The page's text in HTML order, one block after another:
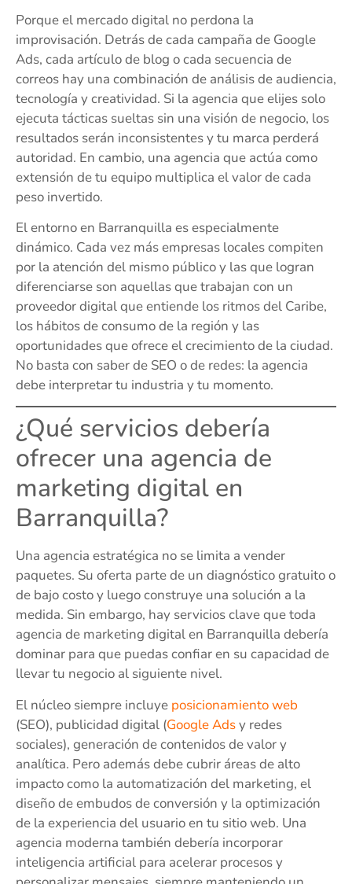
Porque el mercado digital no perdona la
improvisación. Detrás de cada campaña de Google
Ads, cada artículo de blog o cada secuencia de
correos hay una combinación de análisis de audiencia,
tecnología y creatividad. Si la agencia que elijes solo
ejecuta tácticas sueltas sin una visión de negocio, los
resultados serán inconsistentes y tu marca perderá
autoridad. En cambio, una agencia que actúa como
extensión de tu equipo multiplica el valor de cada
peso invertido.
El entorno en Barranquilla es especialmente
dinámico. Cada vez más empresas locales compiten
por la atención del mismo público y las que logran
diferenciarse son aquellas que trabajan con un
proveedor digital que entiende los ritmos del Caribe,
los hábitos de consumo de la región y las
oportunidades que ofrece el crecimiento de la ciudad.
No basta con saber de SEO o de redes: la agencia
debe interpretar tu industria y tu momento.
¿Qué servicios debería
ofrecer una agencia de
marketing digital en
Barranquilla?
Una agencia estratégica no se limita a vender
paquetes. Su oferta parte de un diagnóstico gratuito o
de bajo costo y luego construye una solución a la
medida. Sin embargo, hay servicios clave que toda
agencia de marketing digital en Barranquilla debería
dominar para que puedas confiar en su capacidad de
llevar tu negocio al siguiente nivel.
El núcleo siempre incluye posicionamiento web
(SEO), publicidad digital (Google Adsy redes
sociales), generación de contenidos de valor y
analítica. Pero además debe cubrir áreas de alto
impacto como la automatización del marketing, el
diseño de embudos de conversión y la optimización
de la experiencia del usuario en tu sitio web. Una
agencia moderna también debería incorporar
inteligencia artificial para acelerar procesos y